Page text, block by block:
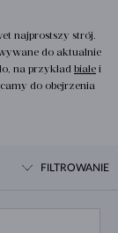
najprostszy strój.
do aktualnie
na przykład białe i
do obejrzenia
FILTROWANIE